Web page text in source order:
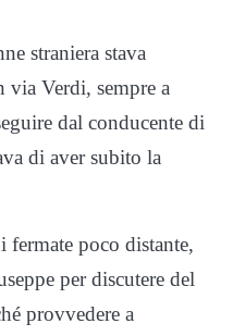
straniera stava
via Verdi, sempre a
dal conducente di
di aver subito la
poco distante,
per discutere del
provvedere a